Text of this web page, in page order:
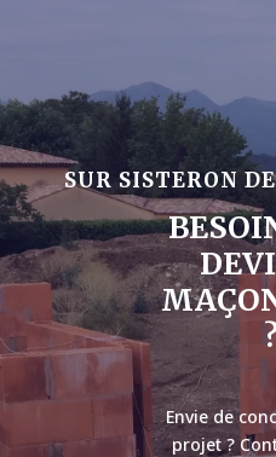
SUR SISTERON
Envie de
projet ?